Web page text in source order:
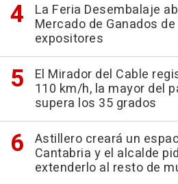
La Feria Desembalaje
Mercado de Ganados
expositores
El Mirador del Cable
110 km/h, la mayor del
supera los 35 grados
Astillero creará un
Cantabria y el alcalde
extenderlo al resto de